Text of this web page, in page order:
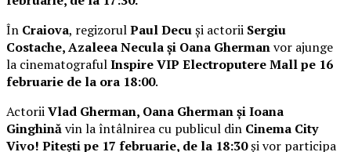
În Craiova, regizorulPaul Decuși actorii Sergiu
Costache, Azaleea Necula și Oana Ghermanvor ajunge
la cinematografulInspire VIP Electroputere Mall pe 16
februarie de la ora 18:00.
ActoriiVlad Gherman, Oana Gherman și Ioana
Ginghinăvin la întâlnirea cu publicul din Cinema City
Vivo! Pitești pe 17 februarie, de la 18:30și vor participa